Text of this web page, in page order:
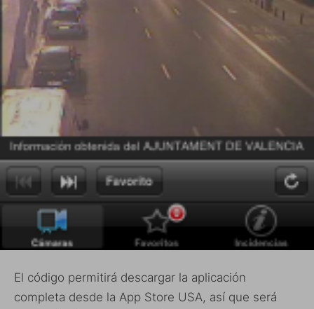
El código permitirá descargar la aplicación
completa desde la App Store USA, así que será